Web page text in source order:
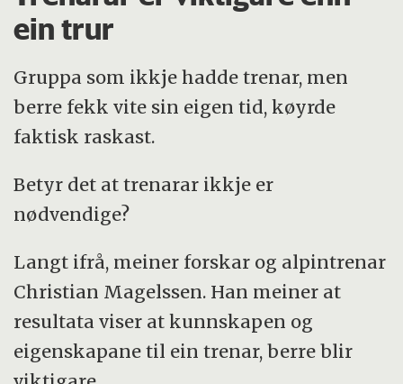
læringsgrupper basert på tidene. Alle fekk
tilbakemeldingar frå eigen trenar,
tilbakemelding frå profesjonell trenar eller
ein trur
Gruppa som ikkje hadde trenar, men
berre fekk vite sin eigen tid, køyrde
faktisk raskast.
Betyr det at trenarar ikkje er
nødvendige?
Langt ifrå, meiner forskar og alpintrenar
Christian Magelssen. Han meiner at
resultata viser at kunnskapen og
eigenskapane til ein trenar, berre blir